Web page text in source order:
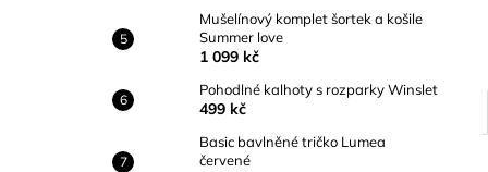
Mušelínový komplet šortek a košile
Summer love
1 099 kč
Pohodlné kalhoty s rozparky Winslet
499 kč
Basic bavlněné tričko Lumea
červené